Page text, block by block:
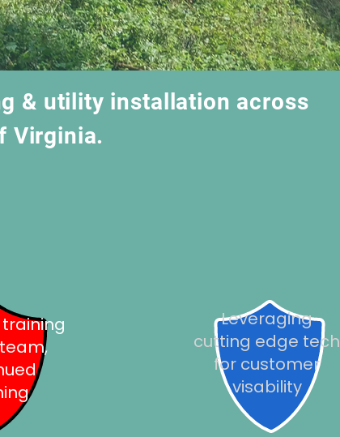
& utility installation across
Virginia.
Leveraging
cutting edge tech
for customer
visability